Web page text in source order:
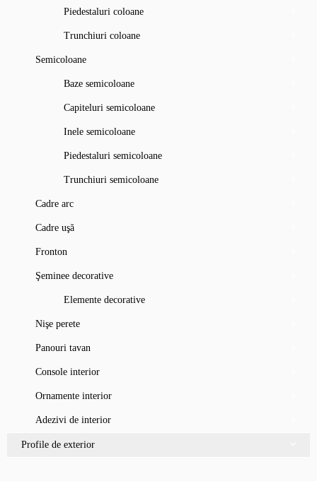
Piedestaluri coloane
Trunchiuri coloane
Semicoloane
Baze semicoloane
Capiteluri semicoloane
Inele semicoloane
Piedestaluri semicoloane
Trunchiuri semicoloane
Cadre arc
Cadre uşă
Fronton
Şeminee decorative
Elemente decorative
Nişe perete
Panouri tavan
Console interior
Ornamente interior
Adezivi de interior
Profile de exterior